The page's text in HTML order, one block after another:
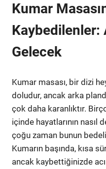
Kumar
Kaybedilenler:
Gelecek
Kumar masası, bir dizi
doludur, ancak arka
çok daha karanlıktır.
içinde hayatlarının
çoğu zaman bunun
Kumarın başında, kısa
ancak kaybettiğinizde